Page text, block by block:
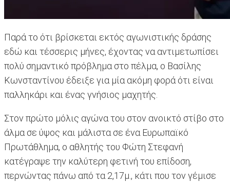
Παρά το ότι βρίσκεται εκτός αγωνιστικής δράσης
εδώ και τέσσερις μήνες, έχοντας να αντιμετωπίσει
πολύ σημαντικό πρόβλημα στο πέλμα, ο Βασίλης
Κωνσταντίνου έδειξε για μία ακόμη φορά ότι είναι
παλληκάρι και ένας γνήσιος μαχητής.
Στον πρώτο μόλις αγώνα του στον ανοικτό στίβο στο
άλμα σε ύψος και μάλιστα σε ένα Ευρωπαϊκό
Πρωτάθλημα, ο αθλητής του Φώτη Στεφανή
κατέγραψε την καλύτερη φετινή του επίδοση,
περνώντας πάνω από τα 2,17μ., κάτι που τον γέμισε